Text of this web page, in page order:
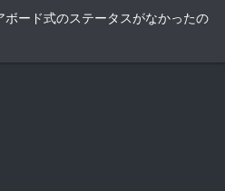
ード式のステータスがなかったの